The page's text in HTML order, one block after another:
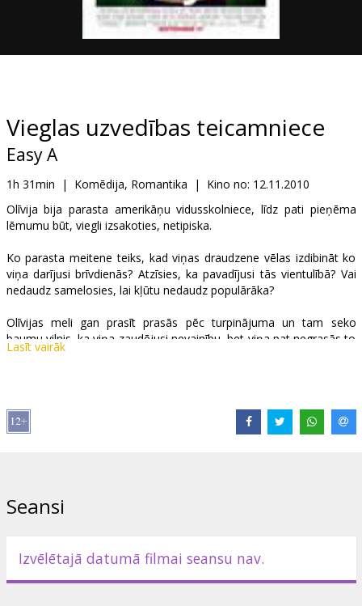
Dāvanu
B2B
Kino
Klubs
Vieglas uzvedības teicamniece
Easy A
1h 31min | Komēdija, Romantika | Kino no: 12.11.2010
Olīvija bija parasta amerikāņu vidusskolniece, līdz pati pieņēma
lēmumu būt, viegli izsakoties, netipiska.
Ko parasta meitene teiks, kad viņas draudzene vēlas izdibināt ko
viņa darījusi brīvdienās? Atzīsies, ka pavadījusi tās vientulībā? Vai
nedaudz samelosies, lai kļūtu nedaudz populārāka?
Olīvijas meli gan prasīt prasās pēc turpinājuma un tam seko
baumu vilnis, ka viņa zaudējusi nevainību, bet viņa pat negrasās to
noliegt. Viņa zina patiesību, bet nelieli meli taču nevienam
par Olīvijas seksuālo dzīvi, pavīdētu arī viņu vārds.
Režisors: Will Gluck
Producents: Zanne Devine
Scenārijs: Bert V. Royal
Lasīt vairāk
Seansi
Izvēlētajā datumā filmai seansu nav.